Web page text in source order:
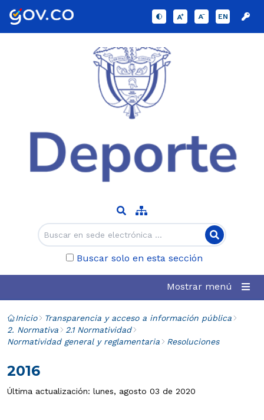
EN
Buscar solo en esta sección
Mostrar menú
Inicio
Transparencia y acceso a información pública
2. Normativa
2.1 Normatividad
Normatividad general y reglamentaria
Resoluciones
2016
Última actualización: lunes, agosto 03 de 2020